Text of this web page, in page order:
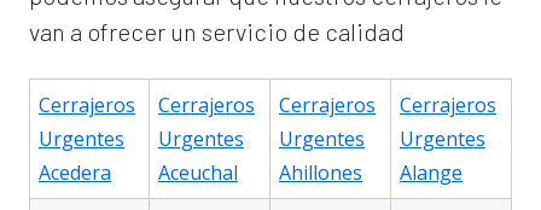
van a ofrecer un servicio de calidad
Cerrajeros
Urgentes
Acedera
Cerrajeros
Urgentes
Aceuchal
Cerrajeros
Urgentes
Ahillones
Cerrajeros
Urgentes
Alange